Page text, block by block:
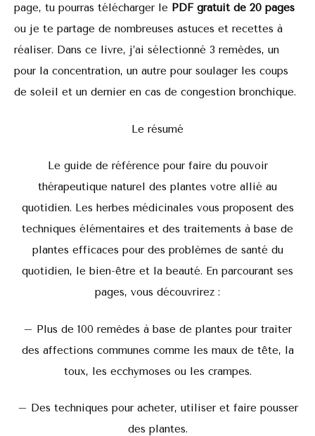
page, tu pourras télécharger le PDF gratuit de 20 pages
ou je te partage de nombreuses astuces et recettes à
réaliser. Dans ce livre, j’ai sélectionné 3 remèdes, un
pour la concentration, un autre pour soulager les coups
de soleil et un dernier en cas de congestion bronchique.
Le résumé
Le guide de référence pour faire du pouvoir
thérapeutique naturel des plantes votre allié au
quotidien. Les herbes médicinales vous proposent des
techniques élémentaires et des traitements à base de
plantes efficaces pour des problèmes de santé du
quotidien, le bien-être et la beauté. En parcourant ses
pages, vous découvrirez :
– Plus de 100 remèdes à base de plantes pour traiter
des affections communes comme les maux de tête, la
toux, les ecchymoses ou les crampes.
– Des techniques pour acheter, utiliser et faire pousser
des plantes.